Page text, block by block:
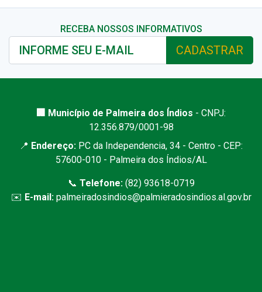
RECEBA NOSSOS INFORMATIVOS
CADASTRAR
🏢 Município de Palmeira dos Índios - CNPJ:
12.356.879/0001-98
📍 Endereço: PC da Independencia, 34 - Centro - CEP:
57600-010 - Palmeira dos Índios/AL
📞 Telefone:(82) 93618-0719
✉️ E-mail: palmeiradosindios@palmieradosindios.al.gov.br